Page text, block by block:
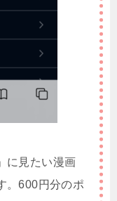
に見たい漫画
。600円分のポ